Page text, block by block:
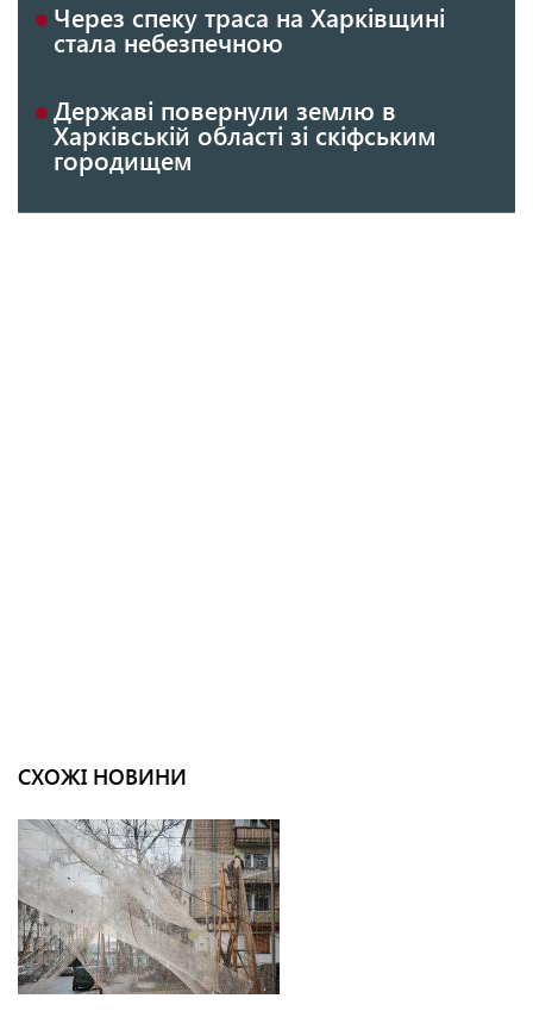
Через спеку траса на Харківщині
стала небезпечною
Державі повернули землю в
Харківській області зі скіфським
городищем
СХОЖІ НОВИНИ